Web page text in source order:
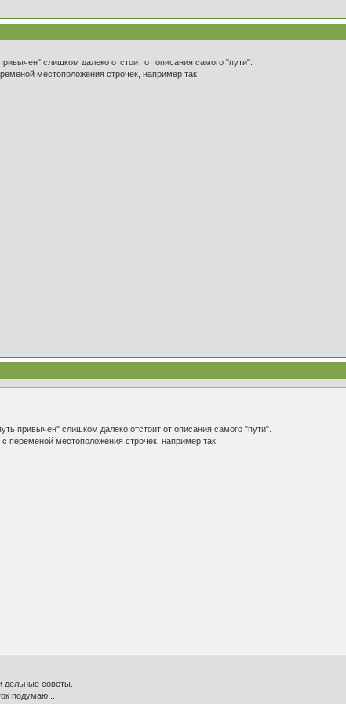
слишком далеко отстоит от описания самого "пути".
местоположения строчек, например так:
привычен" слишком далеко отстоит от описания самого "пути".
переменой местоположения строчек, например так:
дельные советы.
подумаю...